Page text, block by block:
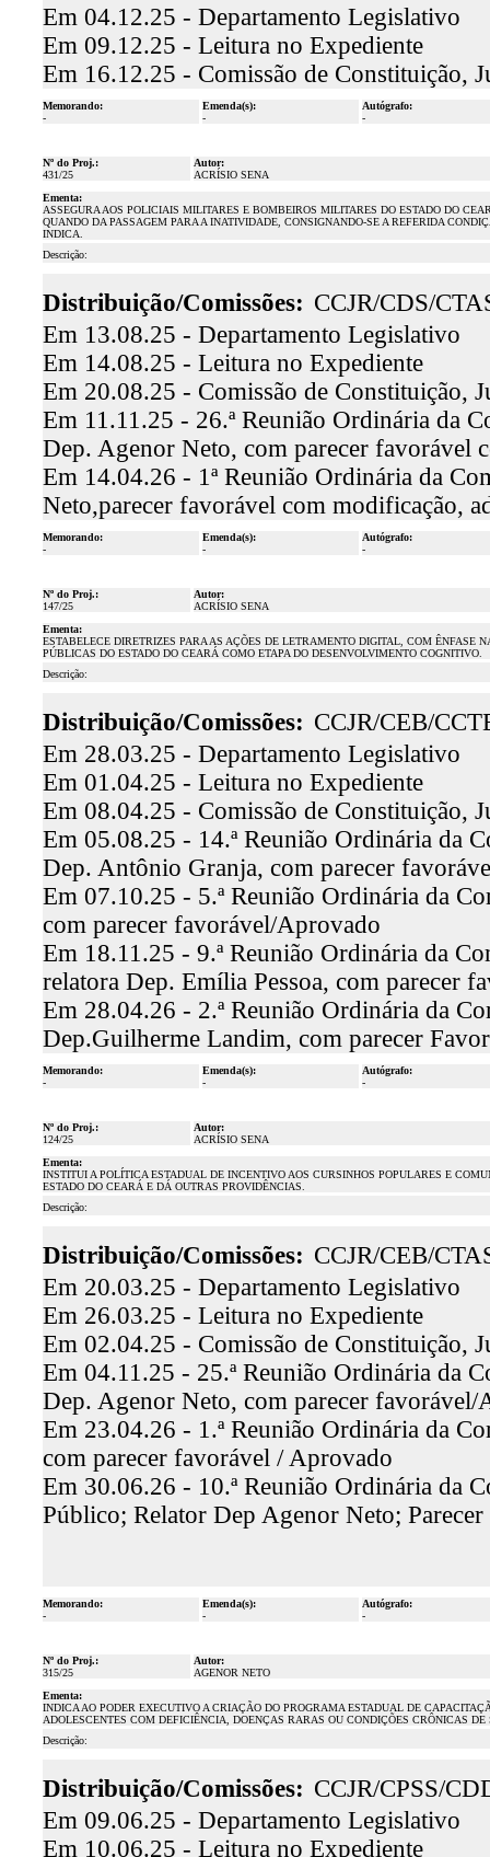
Em 04.12.25 - Departamento Legislativo
Em 09.12.25 - Leitura no Expediente
Em 16.12.25 - Comissão de Constituição,
Memorando:
-
Emenda(s):
-
Autógrafo:
-
Nº do Proj.:
431/25
Autor:
ACRÍSIO SENA
Ementa:
ASSEGURA AOS POLICIAIS MILITARES E BOMBEIROS MILITARES DO ESTADO DO
QUANDO DA PASSAGEM PARA A INATIVIDADE, CONSIGNANDO-SE A REFERIDA
INDICA.
Descrição:
Distribuição/Comissões: CCJR/CDS/
Em 13.08.25 - Departamento Legislativo
Em 14.08.25 - Leitura no Expediente
Em 20.08.25 - Comissão de Constituição,
Em 11.11.25 - 26.ª Reunião Ordinária da
Dep. Agenor Neto, com parecer favorável
Em 14.04.26 - 1ª Reunião Ordinária da
Neto,parecer favorável com modificação,
Memorando:
-
Emenda(s):
-
Autógrafo:
-
Nº do Proj.:
147/25
Autor:
ACRÍSIO SENA
Ementa:
ESTABELECE DIRETRIZES PARA AS AÇÕES DE LETRAMENTO DIGITAL, COM
PÚBLICAS DO ESTADO DO CEARÁ COMO ETAPA DO DESENVOLVIMENTO COGNITIVO.
Descrição:
Distribuição/Comissões: CCJR/CEB/
Em 28.03.25 - Departamento Legislativo
Em 01.04.25 - Leitura no Expediente
Em 08.04.25 - Comissão de Constituição,
Em 05.08.25 - 14.ª Reunião Ordinária da
Dep. Antônio Granja, com parecer
Em 07.10.25 - 5.ª Reunião Ordinária da
com parecer favorável/Aprovado
Em 18.11.25 - 9.ª Reunião Ordinária da
relatora Dep. Emília Pessoa, com parecer
Em 28.04.26 - 2.ª Reunião Ordinária da
Dep.Guilherme Landim, com parecer
Memorando:
-
Emenda(s):
-
Autógrafo:
-
Nº do Proj.:
124/25
Autor:
ACRÍSIO SENA
Ementa:
INSTITUI A POLÍTICA ESTADUAL DE INCENTIVO AOS CURSINHOS POPULARES E
ESTADO DO CEARÁ E DÁ OUTRAS PROVIDÊNCIAS.
Descrição:
Distribuição/Comissões: CCJR/CEB/
Em 20.03.25 - Departamento Legislativo
Em 26.03.25 - Leitura no Expediente
Em 02.04.25 - Comissão de Constituição,
Em 04.11.25 - 25.ª Reunião Ordinária da
Dep. Agenor Neto, com parecer favorável/
Em 23.04.26 - 1.ª Reunião Ordinária da
com parecer favorável / Aprovado
Em 30.06.26 - 10.ª Reunião Ordinária da
Público; Relator Dep Agenor Neto;
Memorando:
-
Emenda(s):
-
Autógrafo:
-
Nº do Proj.:
315/25
Autor:
AGENOR NETO
Ementa:
INDICA AO PODER EXECUTIVO A CRIAÇÃO DO PROGRAMA ESTADUAL DE
ADOLESCENTES COM DEFICIÊNCIA, DOENÇAS RARAS OU CONDIÇÕES CRÔNICAS DE
Descrição:
Distribuição/Comissões: CCJR/CPSS/
Em 09.06.25 - Departamento Legislativo
Em 10.06.25 - Leitura no Expediente